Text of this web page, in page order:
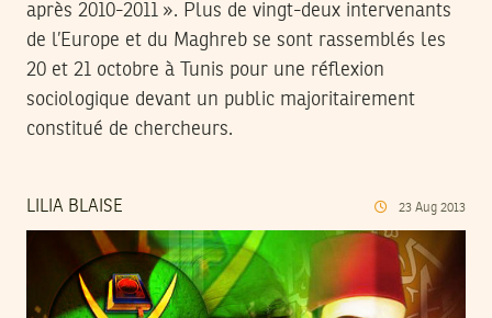
après 2010-2011 ». Plus de vingt-deux intervenants
de l’Europe et du Maghreb se sont rassemblés les
20 et 21 octobre à Tunis pour une réflexion
sociologique devant un public majoritairement
constitué de chercheurs.
LILIA BLAISE 23 Aug 2013